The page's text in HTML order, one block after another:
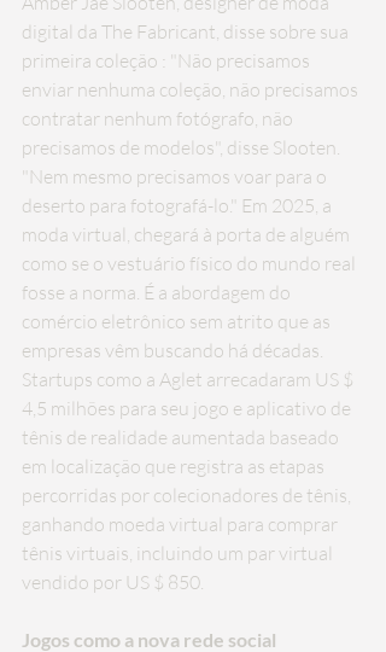
digital da The Fabricant, disse sobre sua
primeira coleção : "Não precisamos
enviar nenhuma coleção, não precisamos
contratar nenhum fotógrafo, não
precisamos de modelos", disse Slooten.
"Nem mesmo precisamos voar para o
deserto para fotografá-lo." Em 2025, a
moda virtual, chegará à porta de alguém
como se o vestuário físico do mundo real
fosse a norma. É a abordagem do
comércio eletrônico sem atrito que as
empresas vêm buscando há décadas.
Startups como a Aglet arrecadaram US $
4,5 milhões para seu jogo e aplicativo de
tênis de realidade aumentada baseado
em localização que registra as etapas
percorridas por colecionadores de tênis,
ganhando moeda virtual para comprar
tênis virtuais, incluindo um par virtual
vendido por US $ 850.
Jogos como a nova rede social